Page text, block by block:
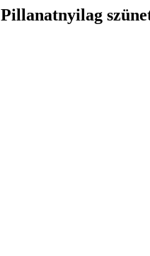
Pillanatnyilag